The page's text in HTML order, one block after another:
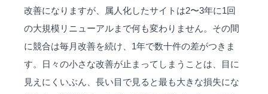
改善になりますが、属人化したサイトは2〜3年に1回
の大規模リニューアルまで何も変わりません。その間
に競合は毎月改善を続け、1年で数十件の差がつきま
す。日々の小さな改善が止まってしまうことは、目に
見えにくいぶん、長い目で見ると最も大きな損失にな